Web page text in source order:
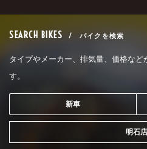
SEARCH BIKES / バイクを検索
タイプやメーカー、排気量、価格など
す。
新車
明石店